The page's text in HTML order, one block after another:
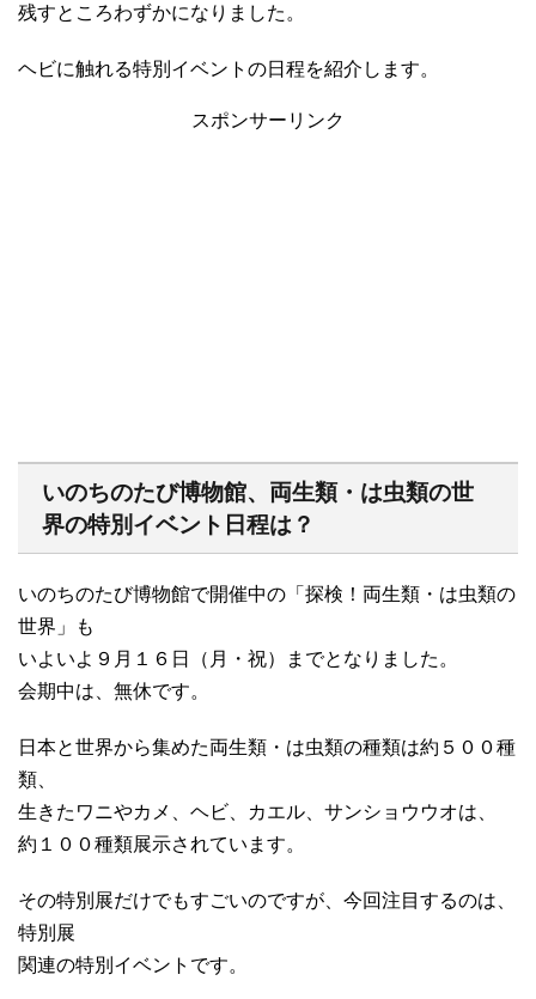
残すところわずかになりました。
ヘビに触れる特別イベントの日程を紹介します。
スポンサーリンク
いのちのたび博物館、両生類・は虫類の世
界の特別イベント日程は？
いのちのたび博物館で開催中の「探検！両生類・は虫類の
世界」も
いよいよ９月１６日（月・祝）までとなりました。
会期中は、無休です。
日本と世界から集めた両生類・は虫類の種類は約５００種
類、
生きたワニやカメ、ヘビ、カエル、サンショウウオは、
約１００種類展示されています。
その特別展だけでもすごいのですが、今回注目するのは、
特別展
関連の特別イベントです。